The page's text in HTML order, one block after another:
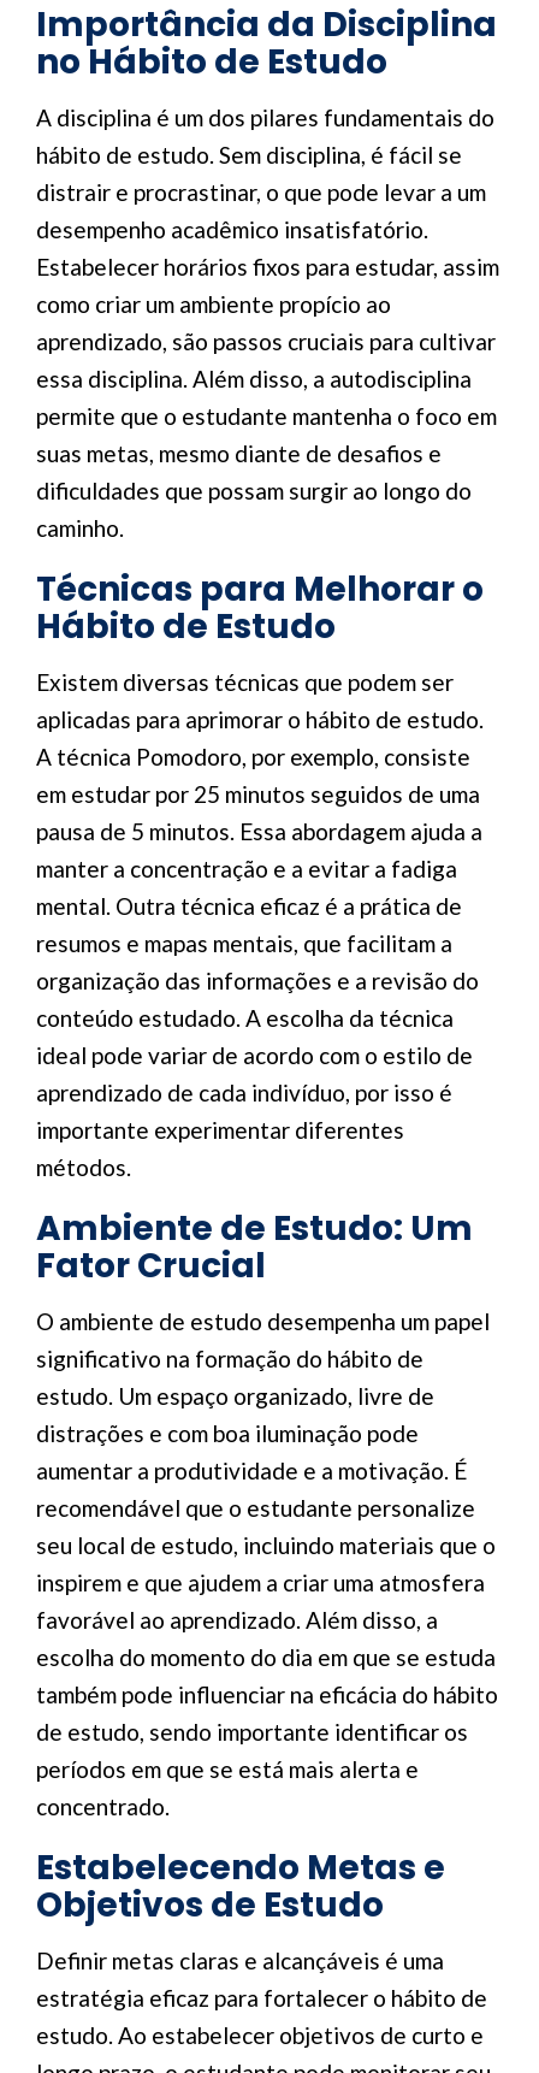
Importância da Disciplina
no Hábito de Estudo
A disciplina é um dos pilares fundamentais do
hábito de estudo. Sem disciplina, é fácil se
distrair e procrastinar, o que pode levar a um
desempenho acadêmico insatisfatório.
Estabelecer horários fixos para estudar, assim
como criar um ambiente propício ao
aprendizado, são passos cruciais para cultivar
essa disciplina. Além disso, a autodisciplina
permite que o estudante mantenha o foco em
suas metas, mesmo diante de desafios e
dificuldades que possam surgir ao longo do
caminho.
Técnicas para Melhorar o
Hábito de Estudo
Existem diversas técnicas que podem ser
aplicadas para aprimorar o hábito de estudo.
A técnica Pomodoro, por exemplo, consiste
em estudar por 25 minutos seguidos de uma
pausa de 5 minutos. Essa abordagem ajuda a
manter a concentração e a evitar a fadiga
mental. Outra técnica eficaz é a prática de
resumos e mapas mentais, que facilitam a
organização das informações e a revisão do
conteúdo estudado. A escolha da técnica
ideal pode variar de acordo com o estilo de
aprendizado de cada indivíduo, por isso é
importante experimentar diferentes
métodos.
Ambiente de Estudo: Um
Fator Crucial
O ambiente de estudo desempenha um papel
significativo na formação do hábito de
estudo. Um espaço organizado, livre de
distrações e com boa iluminação pode
aumentar a produtividade e a motivação. É
recomendável que o estudante personalize
seu local de estudo, incluindo materiais que o
inspirem e que ajudem a criar uma atmosfera
favorável ao aprendizado. Além disso, a
escolha do momento do dia em que se estuda
também pode influenciar na eficácia do hábito
de estudo, sendo importante identificar os
períodos em que se está mais alerta e
concentrado.
Estabelecendo Metas e
Objetivos de Estudo
Definir metas claras e alcançáveis é uma
estratégia eficaz para fortalecer o hábito de
estudo. Ao estabelecer objetivos de curto e